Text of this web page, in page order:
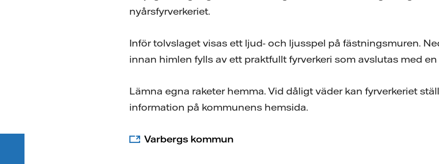
nyårsfyrverkeriet.
Inför tolvslaget visas ett ljud- och ljusspel på fästningsmuren.
innan himlen fylls av ett praktfullt fyrverkeri som avslutas med
Lämna egna raketer hemma. Vid dåligt väder kan fyrverkeriet
information på kommunens hemsida.
Varbergs kommun